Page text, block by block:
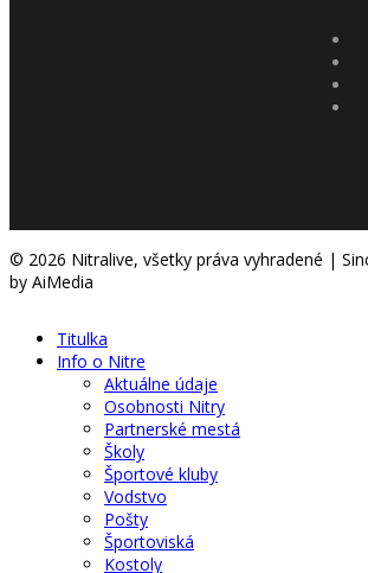
© 2026 Nitralive, všetky práva vyhradené |
by AiMedia
Titulka
Info o Nitre
Aktuálne údaje
Osobnosti Nitry
Partnerské mestá
Školy
Športové kluby
Vodstvo
Pošty
Športoviská
Kostoly